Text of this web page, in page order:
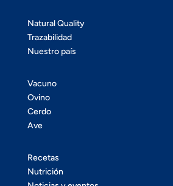
Natural Quality
Trazabilidad
Nuestro país
Vacuno
Ovino
Cerdo
Ave
Recetas
Nutrición